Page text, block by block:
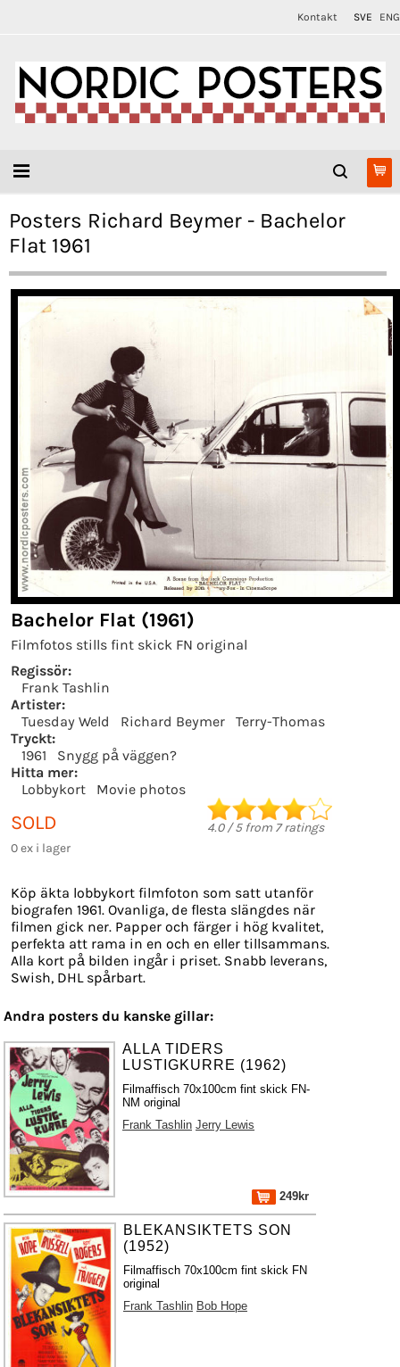
Kontakt SVE ENG
Posters Richard Beymer - Bachelor
Flat 1961
Bachelor Flat (1961)
Filmfotos stills fint skick FN original
Regissör:
Frank Tashlin
Artister:
Tuesday Weld
Richard Beymer
Terry-Thomas
Tryckt:
1961
Snygg på väggen?
Hitta mer:
Lobbykort
Movie photos
SOLD
0 ex i lager
4.0/5from 7ratings
Köp äkta lobbykort filmfoton som satt utanför
biografen 1961. Ovanliga, de flesta slängdes när
filmen gick ner. Papper och färger i hög kvalitet,
perfekta att rama in en och en eller tillsammans.
Alla kort på bilden ingår i priset. Snabb leverans,
Swish, DHL spårbart.
Andra posters du kanske gillar:
ALLA TIDERS
LUSTIGKURRE (1962)
Filmaffisch 70x100cm fint skick FN-
NM original
Frank Tashlin Jerry Lewis
249kr
BLEKANSIKTETS SON
(1952)
Filmaffisch 70x100cm fint skick FN
original
Frank Tashlin Bob Hope